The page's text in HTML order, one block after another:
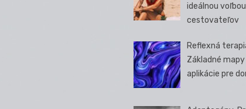
ideálnou
cestovateľov
Reflexná
Základné
aplikácie pre